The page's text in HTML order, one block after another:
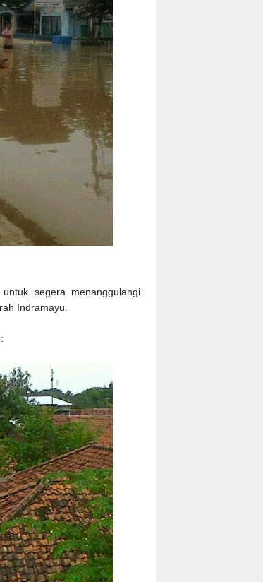
segera menanggulangi
Indramayu.